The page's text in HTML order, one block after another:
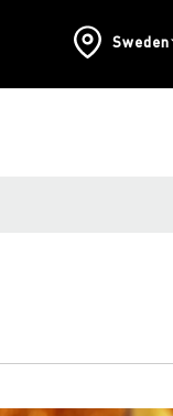
Sweden